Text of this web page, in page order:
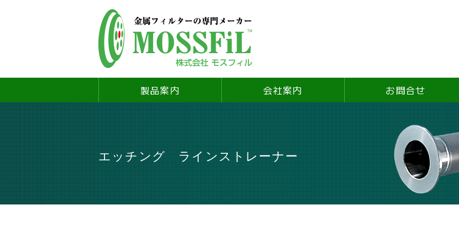
製品案内 会社案内 お問合せ
エッチング ラインストレーナー